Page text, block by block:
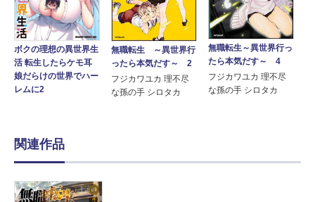
ボクの理想の異世界生
活 転生したらケモ耳
娘だらけの世界でハー
レムに2
無職転生 ～異世界行
ったら本気だす～ 2
フジカワユカ 理不尽
な孫の手 シロタカ
無職転生～異世界行っ
たら本気だす～ 4
フジカワユカ 理不尽
な孫の手 シロタカ
関連作品